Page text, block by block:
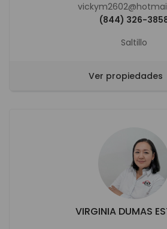
(844) 326-
Saltillo
Ver propiedades
VIRGINIA DUMAS